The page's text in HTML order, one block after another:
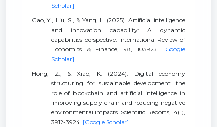
Scholar]
Gao, Y., Liu, S., & Yang, L. (2025). Artificial intelligence
and innovation capability: A dynamic
capabilities perspective. International Review of
Economics & Finance, 98, 103923. [Google
Scholar]
Hong, Z., & Xiao, K. (2024). Digital economy
structuring for sustainable development: the
role of blockchain and artificial intelligence in
improving supply chain and reducing negative
environmental impacts. Scientific Reports, 14(1),
3912-3924. [Google Scholar]